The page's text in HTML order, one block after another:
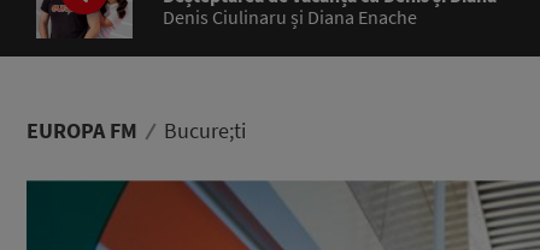
Denis Ciulinaru și Diana Enache
EUROPA FM Bucure;ti
ȘTIRI
PODCAST